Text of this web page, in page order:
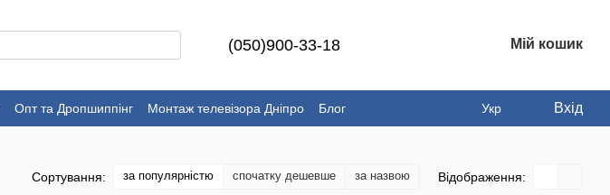
(050)900-33-18 Мій кошик
Опт та Дропшиппінг Монтаж телевізора Дніпро
Блог
Укр Вхід
Сортування: за популярністю спочатку дешевше за назвою Відображення: